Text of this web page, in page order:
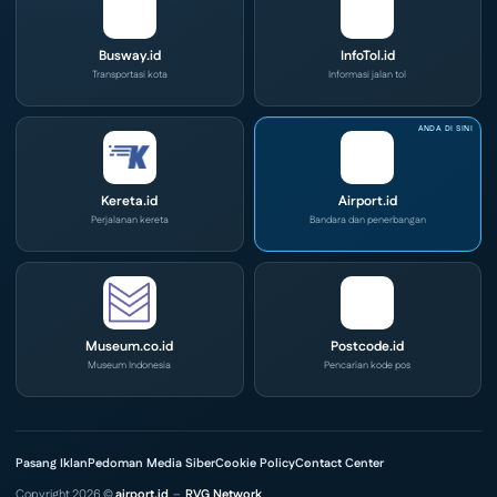
Busway.id
Transportasi kota
InfoTol.id
Informasi jalan tol
Kereta.id
Perjalanan kereta
Airport.id
Bandara dan penerbangan
Museum.co.id
Museum Indonesia
Postcode.id
Pencarian kode pos
Pasang IklanPedoman Media SiberCookie PolicyContact Center